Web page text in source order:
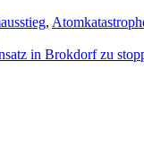
,
in Brokdorf zu